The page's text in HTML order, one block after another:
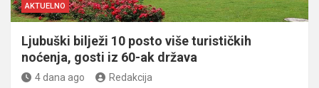
AKTUELNO
Ljubuški bilježi 10 posto više turističkih
noćenja, gosti iz 60-ak država
4 dana ago Redakcija